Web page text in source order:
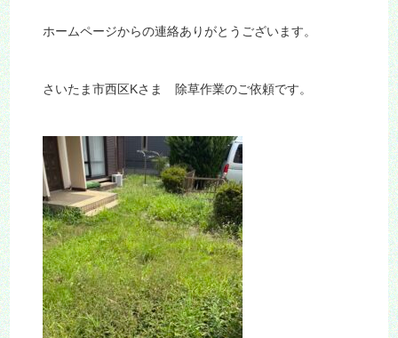
ホームページからの連絡ありがとうございます。
さいたま市西区Kさま 除草作業のご依頼です。